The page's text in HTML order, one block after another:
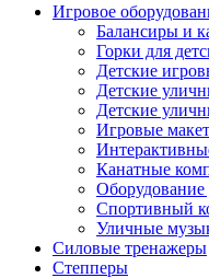
Игровое
Балансиры и
Горки для
Детские
Детские
Детские
Игровые
Канатные
Оборудование
Спортивный
Уличные
Силовые тренажеры
Степперы